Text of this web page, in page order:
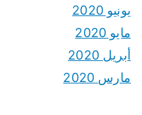
يونيو 2020
مايو 2020
أبريل 2020
مارس 2020